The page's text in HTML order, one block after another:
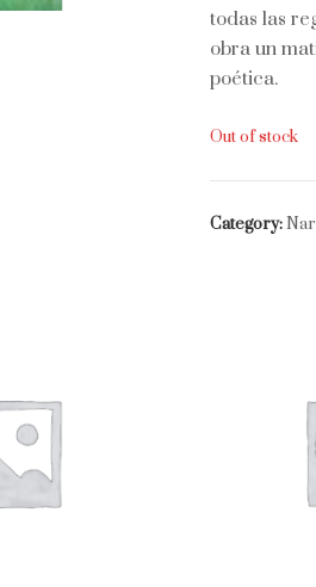
todas las
obra un
poética.
Out of stock
Category: